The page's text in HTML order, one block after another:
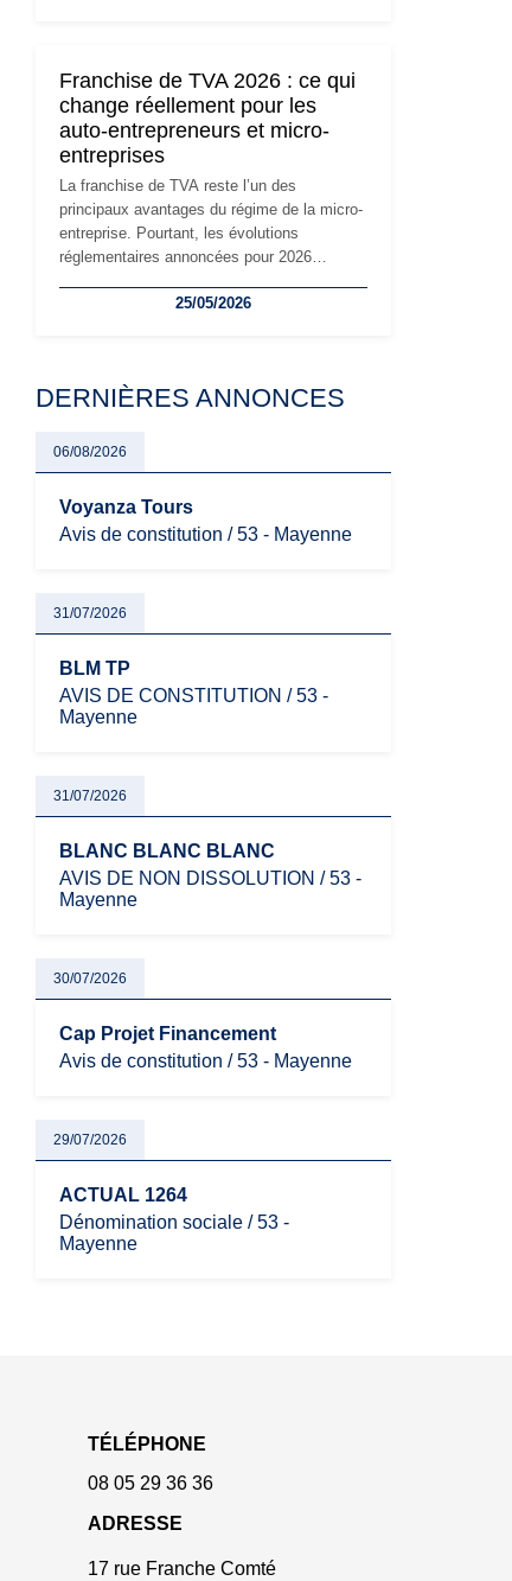
réglementaire plus exigeant. Décryptage des
principaux changements et des précautions
à prendre pour éviter les mauvaises
surprises.
Franchise de TVA 2026 : ce qui
change réellement pour les
auto-entrepreneurs et micro-
entreprises
La franchise de TVA reste l’un des
principaux avantages du régime de la micro-
entreprise. Pourtant, les évolutions
réglementaires annoncées pour 2026
les auto-entrepreneurs, artisans et
évoluent dans un contexte de contrôle
oblige les indépendants à rester
particulièrement vigilants.
25/05/2026
DERNIÈRES ANNONCES
06/08/2026
Voyanza Tours
Avis de constitution / 53 - Mayenne
31/07/2026
BLM TP
AVIS DE CONSTITUTION / 53 -
Mayenne
31/07/2026
BLANC BLANC BLANC
AVIS DE NON DISSOLUTION / 53 -
Mayenne
30/07/2026
Cap Projet Financement
Avis de constitution / 53 - Mayenne
29/07/2026
ACTUAL 1264
Dénomination sociale / 53 -
Mayenne
TÉLÉPHONE
08 05 29 36 36
ADRESSE
17 rue Franche Comté